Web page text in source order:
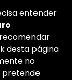
entender
desta página
no
pretende